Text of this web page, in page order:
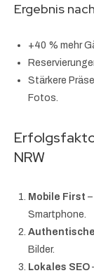
Ergebnis
+40 % mehr
Stärkere
Fotos.
NRW
Mobile First
Smartphone.
Bilder.
Lokales SEO